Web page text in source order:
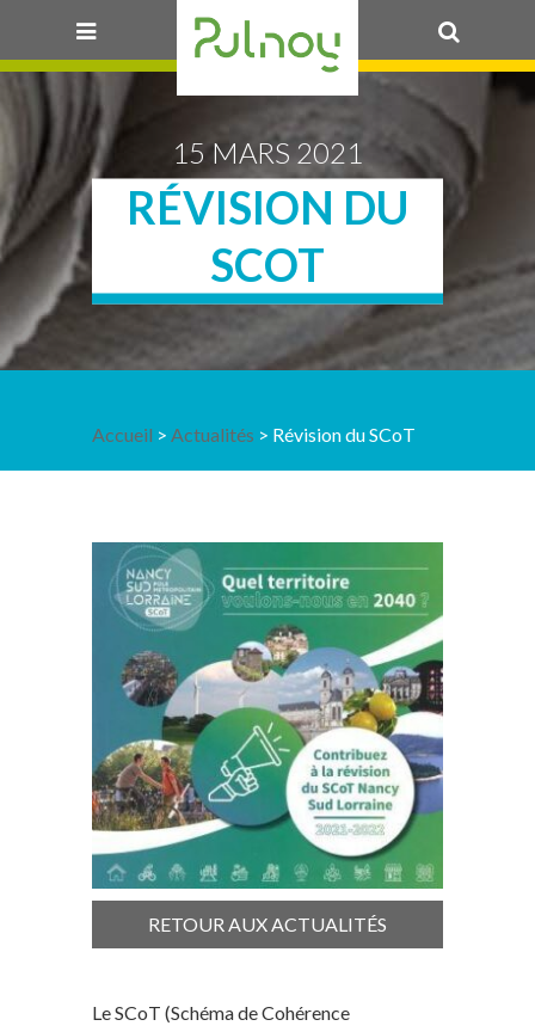
15 MARS 2021
RÉVISION DU
SCOT
Accueil >Actualités > Révision du SCoT
RETOUR AUX ACTUALITÉS
Le SCoT (Schéma de Cohérence